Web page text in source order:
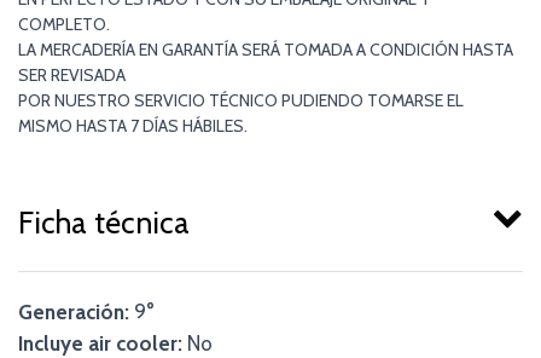
COMPLETO.
LA MERCADERÍA EN GARANTÍA SERÁ TOMADA A CONDICIÓN HASTA
SER REVISADA
POR NUESTRO SERVICIO TÉCNICO PUDIENDO TOMARSE EL
MISMO HASTA 7 DÍAS HÁBILES.
Ficha técnica
Generación: 9°
Incluye air cooler: No